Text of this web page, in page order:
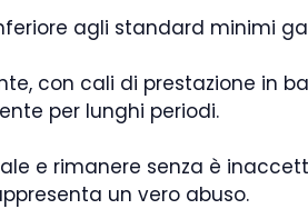
agli standard minimi
con cali di prestazione in
per lunghi periodi.
e rimanere senza è
un vero abuso.